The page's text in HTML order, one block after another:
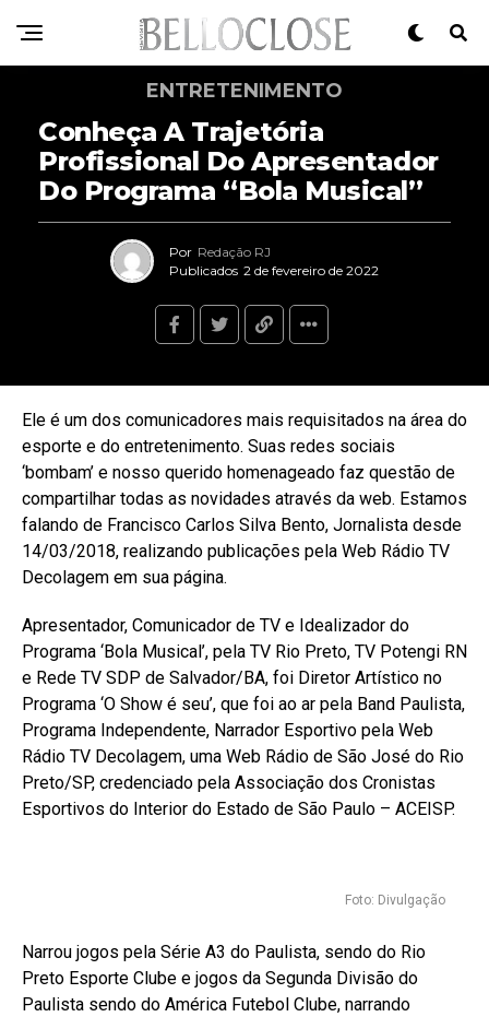
ENTRETENIMENTO
Conheça A Trajetória
Profissional Do Apresentador
Do Programa “Bola Musical”
Por Redação RJ
Publicados 2 de fevereiro de 2022
Ele é um dos comunicadores mais requisitados na área do
esporte e do entretenimento. Suas redes sociais
‘bombam’ e nosso querido homenageado faz questão de
compartilhar todas as novidades através da web. Estamos
falando de Francisco Carlos Silva Bento, Jornalista desde
14/03/2018, realizando publicações pela Web Rádio TV
Decolagem em sua página.
Apresentador, Comunicador de TV e Idealizador do
Programa ‘Bola Musical’, pela TV Rio Preto, TV Potengi RN
e Rede TV SDP de Salvador/BA, foi Diretor Artístico no
Programa ‘O Show é seu’, que foi ao ar pela Band Paulista,
Programa Independente, Narrador Esportivo pela Web
Rádio TV Decolagem, uma Web Rádio de São José do Rio
Preto/SP, credenciado pela Associação dos Cronistas
Esportivos do Interior do Estado de São Paulo – ACEISP.
Foto: Divulgação
Narrou jogos pela Série A3 do Paulista, sendo do Rio
Preto Esporte Clube e jogos da Segunda Divisão do
Paulista sendo do América Futebol Clube, narrando